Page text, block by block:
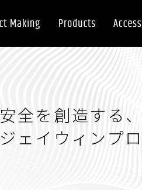
安全を創造する、
ジェイウィンプロ